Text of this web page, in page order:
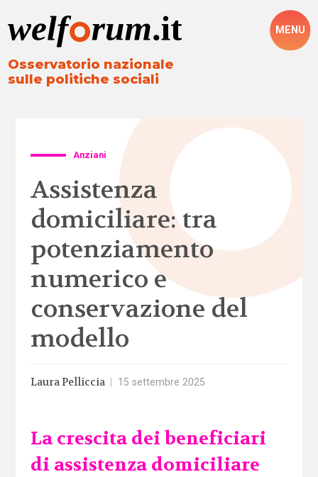
Osservatorio nazionale
sulle politiche sociali
MENU
Anziani
Assistenza
domiciliare: tra
potenziamento
numerico e
conservazione del
modello
Laura Pelliccia 15 settembre 2025
La crescita dei beneficiari
di assistenza domiciliare